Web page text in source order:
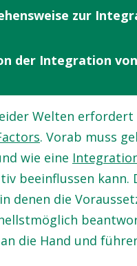
zur
der Integration von
Welten
. Vorab muss
wie eine
beeinflussen kann.
denen die
an die Hand und